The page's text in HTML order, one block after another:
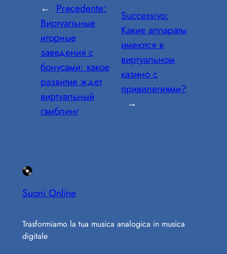
← Precedente:
Виртуальные
игорные
заведения с
бонусами: какое
развитие ждет
виртуальный
гэмблинг
Successivo:
Какие аппараты
имеются в
виртуальном
казино с
привилегиями?
→
Suoni Online
Trasformiamo la tua musica analogica in musica
digitale